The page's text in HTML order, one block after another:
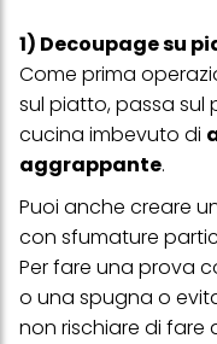
1) Decoupage su
Come prima
sul piatto, passa
cucina imbevuto di
aggrappante.
Puoi anche creare
con sfumature
Per fare una prova
o una spugna o
non rischiare di fare